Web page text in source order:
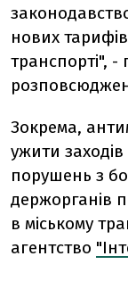
нових
транспорті", -
Зокрема,
ужити
порушень з
держорганів
в міському
агентство